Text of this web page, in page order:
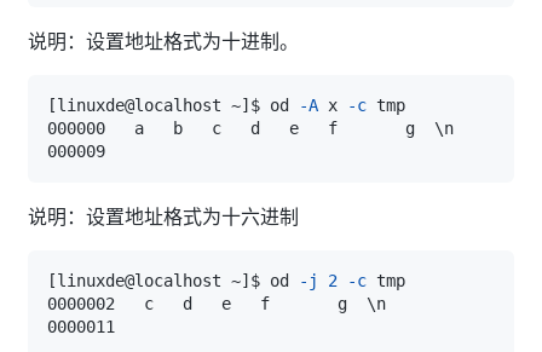
说明：设置地址格式为十进制。
[linuxde@localhost ~] $ od -A x -c
000000   a   b   c   d   e   f       g \
说明：设置地址格式为十六进制
[linuxde@localhost ~] $ od -j 2 -c
0000002   c   d   e   f       g \